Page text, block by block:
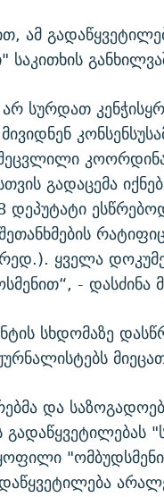
ამ
საკითხის
არ სურდათ
შეცვლილი
გადაცემა
ყველა
- დასძინა
სხდომაზე
და